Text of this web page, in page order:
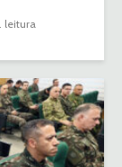
leitura